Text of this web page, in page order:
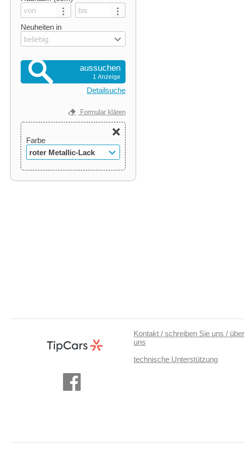
Neuheiten in
beliebig
aussuchen
1 Anzeige
Detailsuche
Formular klären
Farbe
roter Metallic-Lack
Kontakt / schreiben Sie uns / über
uns
technische Unterstützung